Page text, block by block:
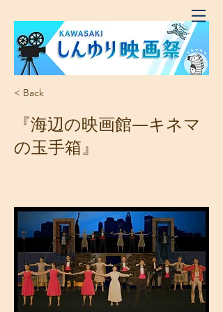
< Back
『海辺の映画館―キネマ
の玉手箱』